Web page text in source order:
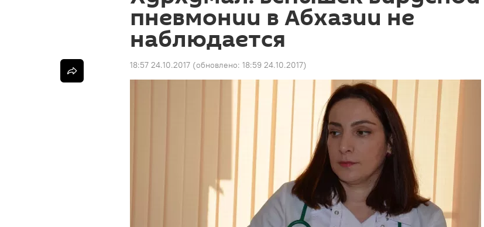
пневмонии в Абхазии не
наблюдается
18:57 24.10.2017 (обновлено: 18:59 24.10.2017)